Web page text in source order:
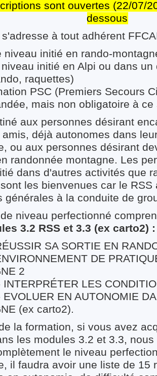
sont ouvertes (22/07/
dessous
à tout adhérent
niveau initié en rando-
initié en Alpi ou dans
raquettes)
PSC (Premiers Secours
mais non obligatoire à ce
aux personnes désirant
déjà autonomes dans
ou aux personnes désirant
randonnée montagne. Les
dans d'autres activités que
les bienvenues car le
générales à la conduite de
niveau perfectionné
3.2 RSS et 3.3 (ex carto2)
SA SORTIE EN
DE
2
INTERPRÉTER LES
EVOLUER EN AUTONOMIE
(ex carto2).
la formation, si vous avez
les modules 3.2 et 3.3,
le niveau
il faudra avoir une liste de 15